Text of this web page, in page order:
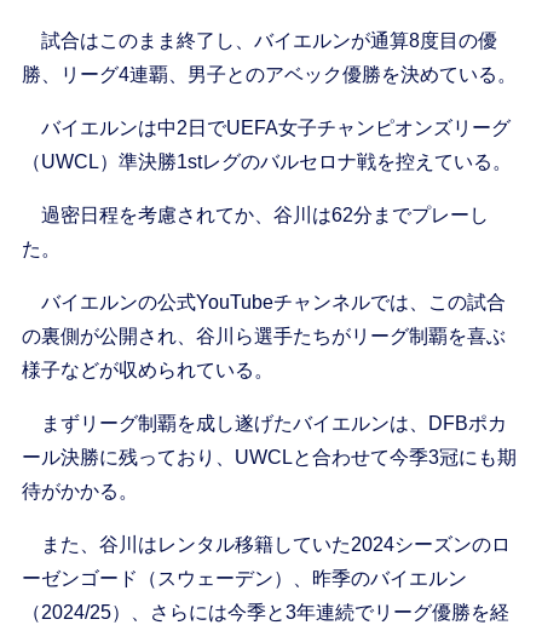
試合はこのまま終了し、バイエルンが通算8度目の優
勝、リーグ4連覇、男子とのアベック優勝を決めている。
バイエルンは中2日でUEFA女子チャンピオンズリーグ
（UWCL）準決勝1stレグのバルセロナ戦を控えている。
過密日程を考慮されてか、谷川は62分までプレーし
た。
バイエルンの公式YouTubeチャンネルでは、この試合
の裏側が公開され、谷川ら選手たちがリーグ制覇を喜ぶ
様子などが収められている。
まずリーグ制覇を成し遂げたバイエルンは、DFBポカ
ール決勝に残っており、UWCLと合わせて今季3冠にも期
待がかかる。
また、谷川はレンタル移籍していた2024シーズンのロ
ーゼンゴード（スウェーデン）、昨季のバイエルン
（2024/25）、さらには今季と3年連続でリーグ優勝を経